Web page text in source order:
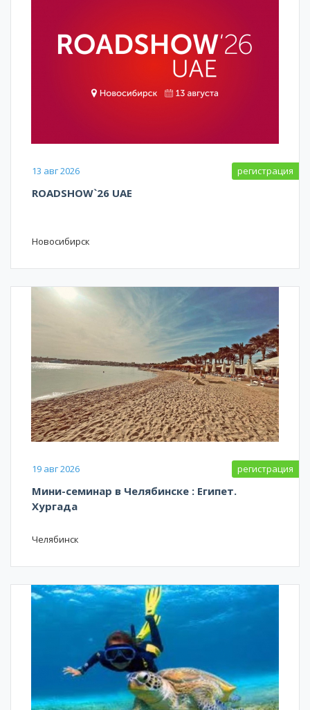
13 авг 2026 регистрация
ROADSHOW`26 UAE
Новосибирск
19 авг 2026 регистрация
Мини-семинар в Челябинске : Египет.
Хургада
Челябинск